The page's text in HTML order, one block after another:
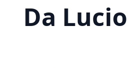
Da Lucio